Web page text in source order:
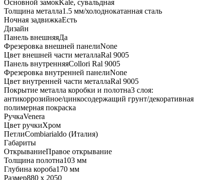
Основной замокKale, сувальдная
Толщина металла1.5 мм/холоднокатанная сталь
Ночная задвижкаЕсть
Дизайн
Панель внешняяДа
Фрезеровка внешней панелиNone
Цвет внешней части металлаRal 9005
Панель внутренняяCollori Ral 9005
Фрезеровка внутренней панелиNone
Цвет внутренней части металлаRal 9005
Покрытие металла коробки и полотна3 слоя:
антикоррозийное/цинкосодержащий грунт/декоративная
полимерная покраска
РучкаVenera
Цвет ручкиХром
ПетлиCombiarialdo (Италия)
Габариты
ОткрываниеПравое открывание
Толщина полотна103 мм
Глубина короба170 мм
Размер880 x 2050